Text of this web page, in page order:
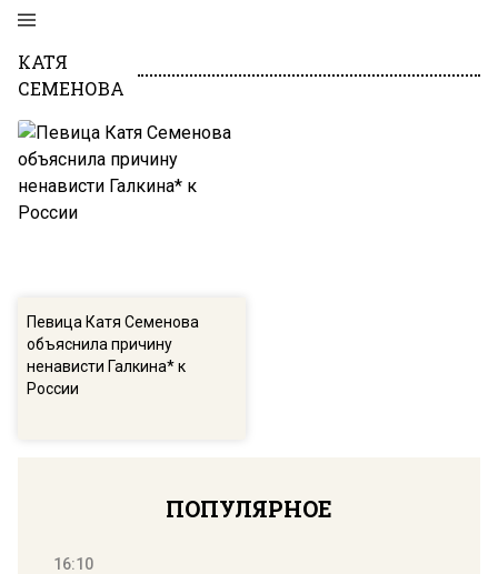
КАТЯ
СЕМЕНОВА
Певица Катя Семенова
объяснила причину
ненависти Галкина* к
России
ПОПУЛЯРНОЕ
16:10